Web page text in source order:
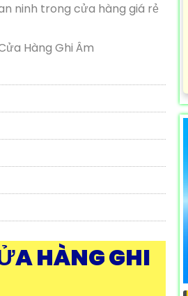
ninh trong cửa hàng giá rẻ
Hàng Ghi Âm
HÀNG GHI